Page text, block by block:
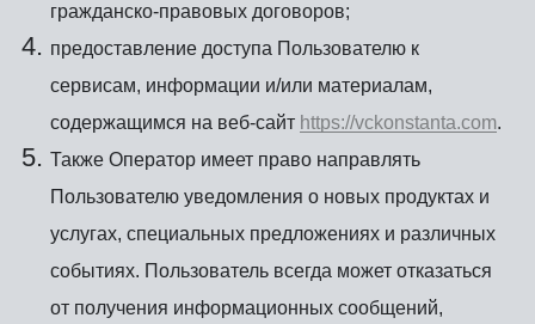
гражданско-правовых договоров;
предоставление доступа Пользователю к
сервисам, информации и/или материалам,
содержащимся на веб-сайт https://vckonstanta.com.
Также Оператор имеет право направлять
Пользователю уведомления о новых продуктах и
услугах, специальных предложениях и различных
событиях. Пользователь всегда может отказаться
от получения информационных сообщений,